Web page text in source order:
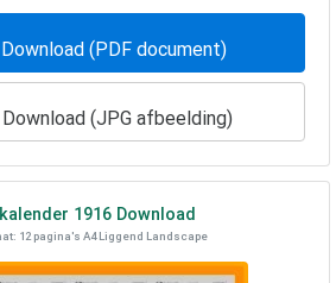
Download (PDF document)
Download (JPG afbeelding)
1916 Download
12 pagina's A4 Liggend Landscape